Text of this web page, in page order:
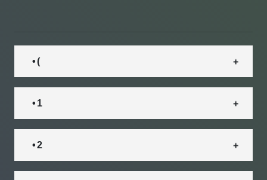
• (
• 1
• 2